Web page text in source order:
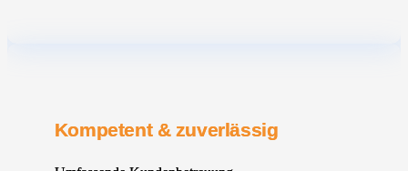
Kompetent & zuverlässig